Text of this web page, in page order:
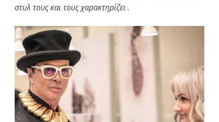
στυλ τους και τους χαρακτηρίζει .